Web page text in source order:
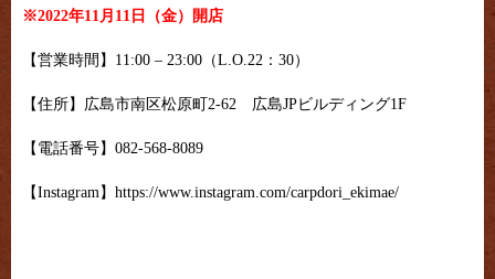
※2022年11月11日（金）開店
【営業時間】11:00 – 23:00（L.O.22：30）
【住所】広島市南区松原町2-62 広島JPビルディング1F
【電話番号】082-568-8089
【Instagram】https://www.instagram.com/carpdori_ekimae/